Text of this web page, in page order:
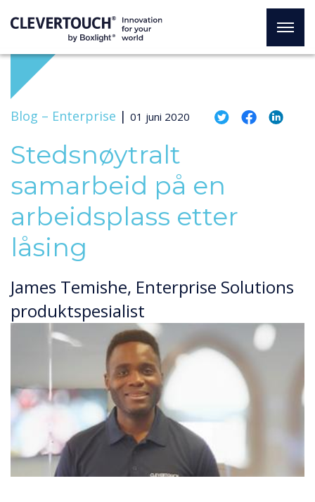
Blog – Enterprise | 01 juni 2020
Stedsnøytralt
samarbeid på en
arbeidsplass etter
låsing
James Temishe, Enterprise Solutions
produktspesialist